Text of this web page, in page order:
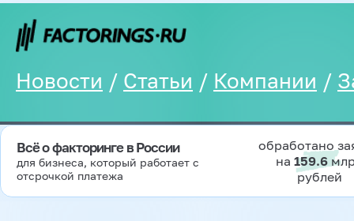
Новости / Статьи / Компании /
Всё о факторинге в России
для бизнеса, который работает с
отсрочкой платежа
обработано
на 159.6
рублей